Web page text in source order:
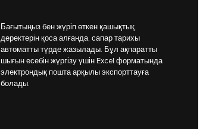
Бағытыңыз бен жүріп өткен қашықтық
деректерін қоса алғанда, сапар тарихы
автоматты түрде жазылады. Бұл ақпаратты
шығын есебін жүргізу үшін Excel форматында
электрондық пошта арқылы экспорттауға
болады.